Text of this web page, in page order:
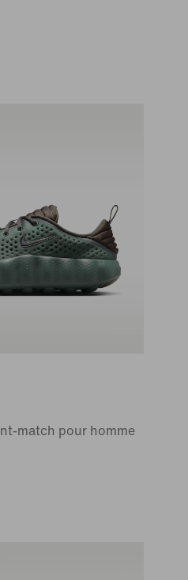
match pour homme